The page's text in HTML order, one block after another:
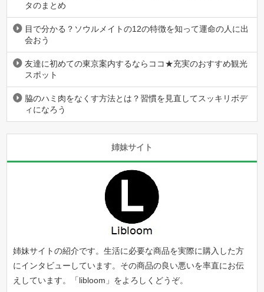
タのまとめ
目で分かる？ソウルメイトの12の特徴を知って運命の人に出
会おう
友達に初めての東京案内するならココ★充実のおすすめ観光
スポット
脇のハミ肉をなくす方法とは？習慣を見直してスッキリボデ
ィになろう
姉妹サイト
姉妹サイトの紹介です。生活に必要な商品を実際に購入した方
にインタビューしています。その商品の良い悪いを率直にお伝
えしています。「libloom 」をよろしくどうぞ。